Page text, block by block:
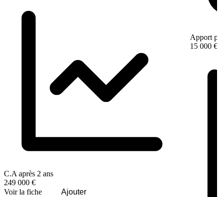
C.A après 2 ans
249 000 €
Voir la fiche
Ajouter
Apport
15 000 €